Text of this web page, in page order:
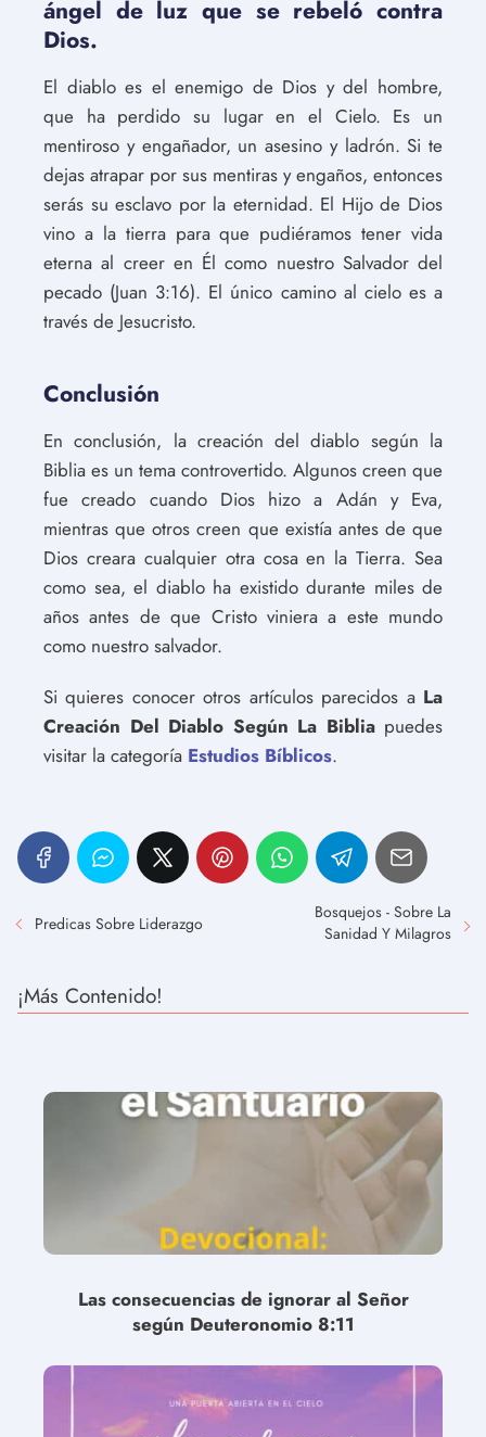
ángel de luz que se rebeló contra
Dios.
El diablo es el enemigo de Dios y del hombre,
que ha perdido su lugar en el Cielo. Es un
mentiroso y engañador, un asesino y ladrón. Si te
dejas atrapar por sus mentiras y engaños, entonces
serás su esclavo por la eternidad. El Hijo de Dios
vino a la tierra para que pudiéramos tener vida
eterna al creer en Él como nuestro Salvador del
pecado (Juan 3:16). El único camino al cielo es a
través de Jesucristo.
Conclusión
En conclusión, la creación del diablo según la
Biblia es un tema controvertido. Algunos creen que
fue creado cuando Dios hizo a Adán y Eva,
mientras que otros creen que existía antes de que
Dios creara cualquier otra cosa en la Tierra. Sea
como sea, el diablo ha existido durante miles de
años antes de que Cristo viniera a este mundo
como nuestro salvador.
Si quieres conocer otros artículos parecidos a La
Creación Del Diablo Según La Bibliapuedes
visitar la categoría Estudios Bíblicos.
Predicas Sobre Liderazgo
Bosquejos - Sobre La
Sanidad Y Milagros
¡Más Contenido!
Las consecuencias de ignorar al Señor
según Deuteronomio 8:11